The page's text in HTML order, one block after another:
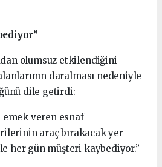
olumsuz etkilendiğini
daralması nedeniyle
dile getirdi:
emek veren esnaf
araç bırakacak yer
her gün müşteri kaybediyor.”